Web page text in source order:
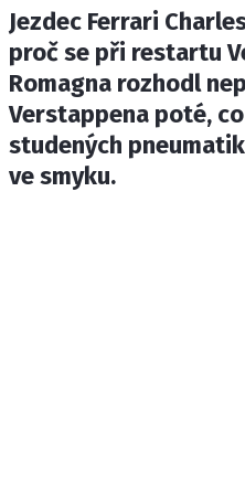
OSOBNÍ
Provozovatelem
INCORP MEDIA
Jezdec Ferrari
proč se při restartu
Romagna rozhodl
Verstappena poté,
studených
ve smyku.